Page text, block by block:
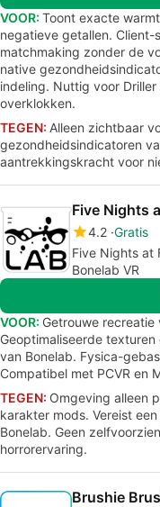
VOOR: Toont exacte
negatieve getallen.
matchmaking zonder de
native
indeling. Nuttig voor
overklokken.
TEGEN: Alleen zichtbaar
gezondheidsindicatoren
aantrekkingskracht voor
4.2 Gratis
Five Nights at
Bonelab VR
VOOR: Getrouwe recreatie
Geoptimaliseerde
van Bonelab. Fysica-
Compatibel met PCVR en
TEGEN: Omgeving alleen
karakter mods. Vereist
Bonelab. Geen
horrorervaring.
Brushie